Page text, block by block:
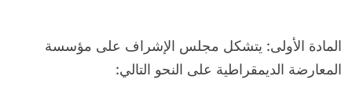
المادة الأولى: يتشكل مجلس الإشراف على مؤسسة
المعارضة الديمقراطية على النحو التالي: